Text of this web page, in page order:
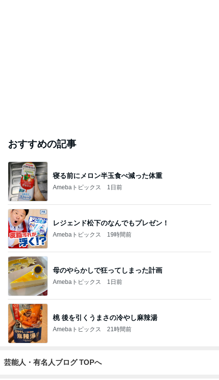
おすすめの記事
寝る前にメロン半玉食べ減った体重
Amebaトピックス 1日前
レジェンド松下のなんでもプレゼン！
Amebaトピックス 19時間前
母のやらかしで狂ってしまった計画
Amebaトピックス 1日前
桃 後を引くうまさの冷やし麻辣湯
Amebaトピックス 21時間前
芸能人・有名人ブログ TOPへ